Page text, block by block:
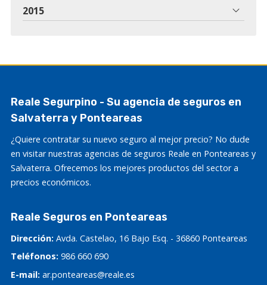
2015
Reale Segurpino - Su agencia de seguros en
Salvaterra y Ponteareas
¿Quiere contratar su nuevo seguro al mejor precio? No dude
en visitar nuestras agencias de seguros Reale en Ponteareas y
Salvaterra. Ofrecemos los mejores productos del sector a
precios económicos.
Reale Seguros en Ponteareas
Dirección: Avda. Castelao, 16 Bajo Esq. - 36860 Ponteareas
Teléfonos: 986 660 690
E-mail: ar.ponteareas@reale.es